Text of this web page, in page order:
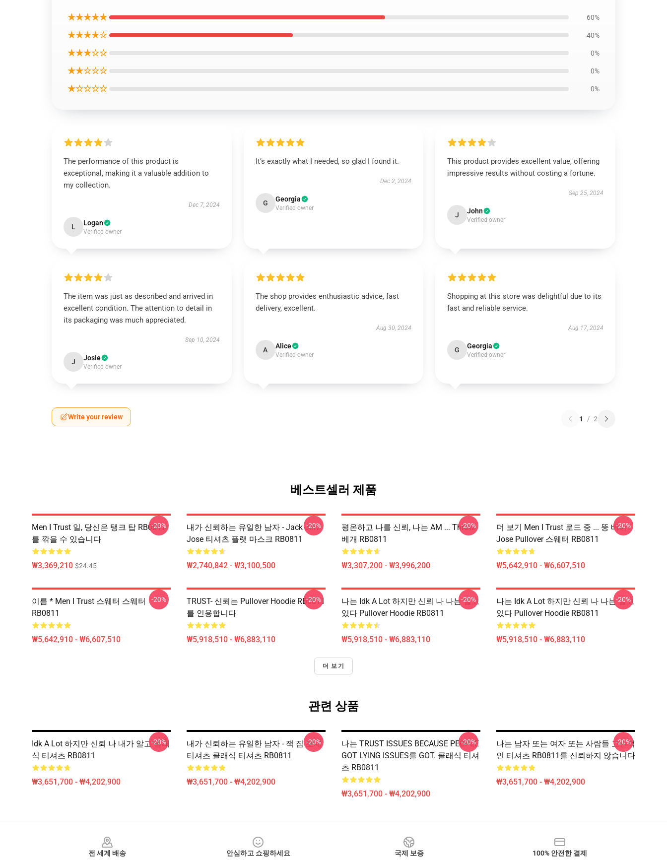
★★★★★ 60%
★★★★☆ 40%
★★★☆☆ 0%
★★☆☆☆ 0%
★☆☆☆☆ 0%
The performance of this product is
exceptional, making it a valuable addition to
my collection.
Dec 7, 2024
L Logan
Verified owner
It’s exactly what I needed, so glad I found it.
Dec 2, 2024
G Georgia
Verified owner
This product provides excellent value, offering
impressive results without costing a fortune.
Sep 25, 2024
J John
Verified owner
The item was just as described and arrived in
excellent condition. The attention to detail in
its packaging was much appreciated.
Sep 10, 2024
J Josie
Verified owner
The shop provides enthusiastic advice, fast
delivery, excellent.
Aug 30, 2024
A Alice
Verified owner
Shopping at this store was delightful due to its
fast and reliable service.
Aug 17, 2024
G Georgia
Verified owner
Write your review 1 / 2
베스트셀러 제품
Men I Trust 일, 당신은 탱크 탑 RB0811
를 깎을 수 있습니다
₩3,369,210 $24.45
-20%
내가 신뢰하는 유일한 남자 - Jack Jim
Jose 티셔츠 플랫 마스크 RB0811
₩2,740,842 - ₩3,100,500
-20%
평온하고 나를 신뢰, 나는 AM ... Throw
베개 RB0811
₩3,307,200 - ₩3,996,200
-20%
더 보기 Men I Trust 로드 중 ... 뚱 베어
Jose Pullover 스웨터 RB0811
₩5,642,910 - ₩6,607,510
-20%
이름 * Men I Trust 스웨터 스웨터
RB0811
₩5,642,910 - ₩6,607,510
-20%
TRUST- 신뢰는 Pullover Hoodie RB0811
를 인용합니다
₩5,918,510 - ₩6,883,110
-20%
나는 Idk A Lot 하지만 신뢰 나 나는 알고
있다 Pullover Hoodie RB0811
₩5,918,510 - ₩6,883,110
-20%
나는 Idk A Lot 하지만 신뢰 나 나는 알고
있다 Pullover Hoodie RB0811
₩5,918,510 - ₩6,883,110
-20%
더 보기
관련 상품
Idk A Lot 하지만 신뢰 나 내가 알고 클래
식 티셔츠 RB0811
₩3,651,700 - ₩4,202,900
-20%
내가 신뢰하는 유일한 남자 - 잭 짐 호세
티셔츠 클래식 티셔츠 RB0811
₩3,651,700 - ₩4,202,900
-20%
나는 TRUST ISSUES BECAUSE PEOPLE
GOT LYING ISSUES를 GOT. 클래식 티셔
츠 RB0811
₩3,651,700 - ₩4,202,900
-20%
나는 남자 또는 여자 또는 사람들 고전적
인 티셔츠 RB0811를 신뢰하지 않습니다
₩3,651,700 - ₩4,202,900
-20%
전 세계 배송
안심하고 쇼핑하세요
국제 보증
100% 안전한 결제